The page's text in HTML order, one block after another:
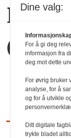
Dine valg:
For å gi deg
informasjon fra
deg mot dette
For øvrig bruker
analyse, for å
og for å utvikle
Ditt digitale
trykte bladet